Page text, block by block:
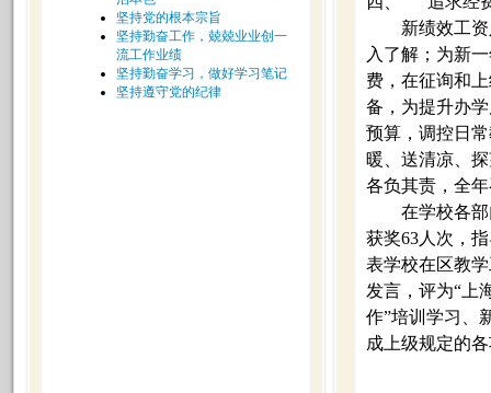
坚持党的根本宗旨
坚持勤奋工作，兢兢业业创一
流工作业绩
坚持勤奋学习，做好学习笔记
坚持遵守党的纪律
新绩效工
入了解；为新
费，在征询和
备，为提升办
预算，调控日
暖、送清凉、
各负其责，全
在学校各
获奖63人次，
表学校在区教
发言，评为“上
作”培训学习、
成上级规定的